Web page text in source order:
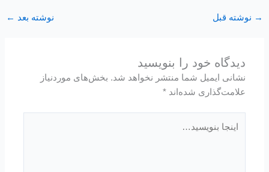
→ نوشته قبل نوشته بعد ←
دیدگاه‌ خود را بنویسید
نشانی ایمیل شما منتشر نخواهد شد. بخش‌های موردنیاز
علامت‌گذاری شده‌اند*
بنویسید…